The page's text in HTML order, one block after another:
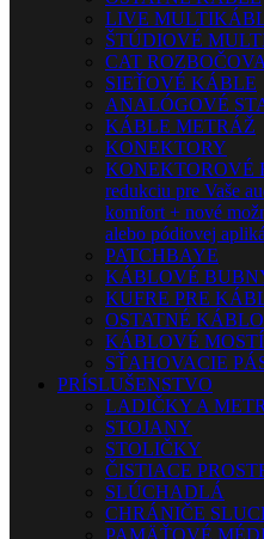
LIVE
ŠTÚDIOVÉ
CAT
SIEŤOVÉ KÁBLE
ANALÓGOVÉ
KÁBLE METRÁŽ
KONEKTORY
KONEKTOROVÉ
redukciu pre Vaše
komfort + nové
alebo pódiovej
PATCHBAYE
KÁBLOVÉ
KUFRE PRE
OSTATNÉ
KÁBLOVÉ
SŤAHOVACIE
PRÍSLUŠENSTVO
LADIČKY A
STOJANY
STOLIČKY
ČISTIACE
SLÚCHADLÁ
CHRÁNIČE
PAMÄŤOVÉ